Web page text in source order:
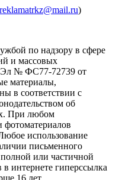
reklamatrkz@mail.ru)
по надзору в сфере
и массовых
Эл № ФС77-72739 от
материалы,
в соответствии с
об
При любом
фотоматериалов
использование
письменного
или частичной
в интернете гиперссылка
16 лет.